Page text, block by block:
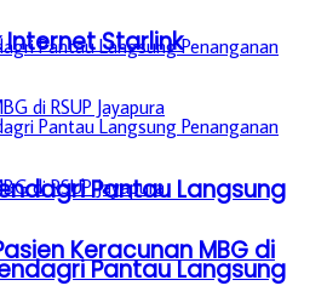
Pantau Langsung
Keracunan MBG di
Internet Starlink
Pantau Langsung